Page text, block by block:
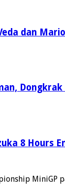
dan
8 Hours
MiniGP